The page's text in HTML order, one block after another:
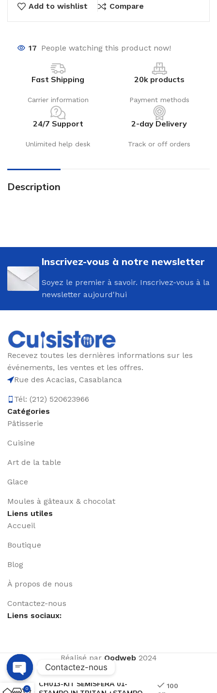
Add to wishlist Compare
17 People watching this product now!
Fast Shipping
Carrier information
20k products
Payment methods
24/7 Support
Unlimited help desk
2-day Delivery
Track or off orders
Description
Inscrivez-vous à notre newsletter
Soyez le premier à savoir. Inscrivez-vous à la
newsletter aujourd'hui
Recevez toutes les dernières informations sur les
événements, les ventes et les offres.
Rue des Acacias, Casablanca
Tél: (212) 520623966
Catégories
Pâtisserie
Cuisine
Art de la table
Glace
Moules à gâteaux & chocolat
Liens utiles
Accueil
Boutique
Blog
À propos de nous
Contactez-nous
Liens sociaux:
Réalisé par Qodweb2024
CH013-KIT SEMISFERA 01-
100
0
Contactez-nous
Open